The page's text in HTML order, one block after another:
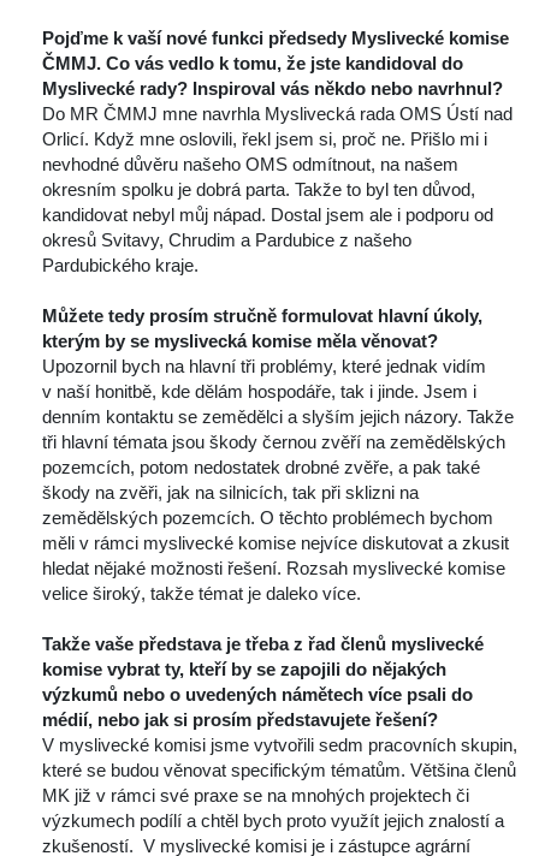
Pojďme k vaší nové funkci předsedy Myslivecké komise
ČMMJ. Co vás vedlo k tomu, že jste kandidoval do
Myslivecké rady? Inspiroval vás někdo nebo navrhnul?
Do MR ČMMJ mne navrhla Myslivecká rada OMS Ústí nad
Orlicí. Když mne oslovili, řekl jsem si, proč ne. Přišlo mi i
nevhodné důvěru našeho OMS odmítnout, na našem
okresním spolku je dobrá parta. Takže to byl ten důvod,
kandidovat nebyl můj nápad. Dostal jsem ale i podporu od
okresů Svitavy, Chrudim a Pardubice z našeho
Pardubického kraje.
Můžete tedy prosím stručně formulovat hlavní úkoly,
kterým by se myslivecká komise měla věnovat?
Upozornil bych na hlavní tři problémy, které jednak vidím
v naší honitbě, kde dělám hospodáře, tak i jinde. Jsem i
denním kontaktu se zemědělci a slyším jejich názory. Takže
tři hlavní témata jsou škody černou zvěří na zemědělských
pozemcích, potom nedostatek drobné zvěře, a pak také
škody na zvěři, jak na silnicích, tak při sklizni na
zemědělských pozemcích. O těchto problémech bychom
měli v rámci myslivecké komise nejvíce diskutovat a zkusit
hledat nějaké možnosti řešení. Rozsah myslivecké komise
velice široký, takže témat je daleko více.
Takže vaše představa je třeba z řad členů myslivecké
komise vybrat ty, kteří by se zapojili do nějakých
výzkumů nebo o uvedených námětech více psali do
médií, nebo jak si prosím představujete řešení?
V myslivecké komisi jsme vytvořili sedm pracovních skupin,
které se budou věnovat specifickým tématům. Většina členů
MK již v rámci své praxe se na mnohých projektech či
výzkumech podílí a chtěl bych proto využít jejich znalostí a
zkušeností. V myslivecké komisi je i zástupce agrární